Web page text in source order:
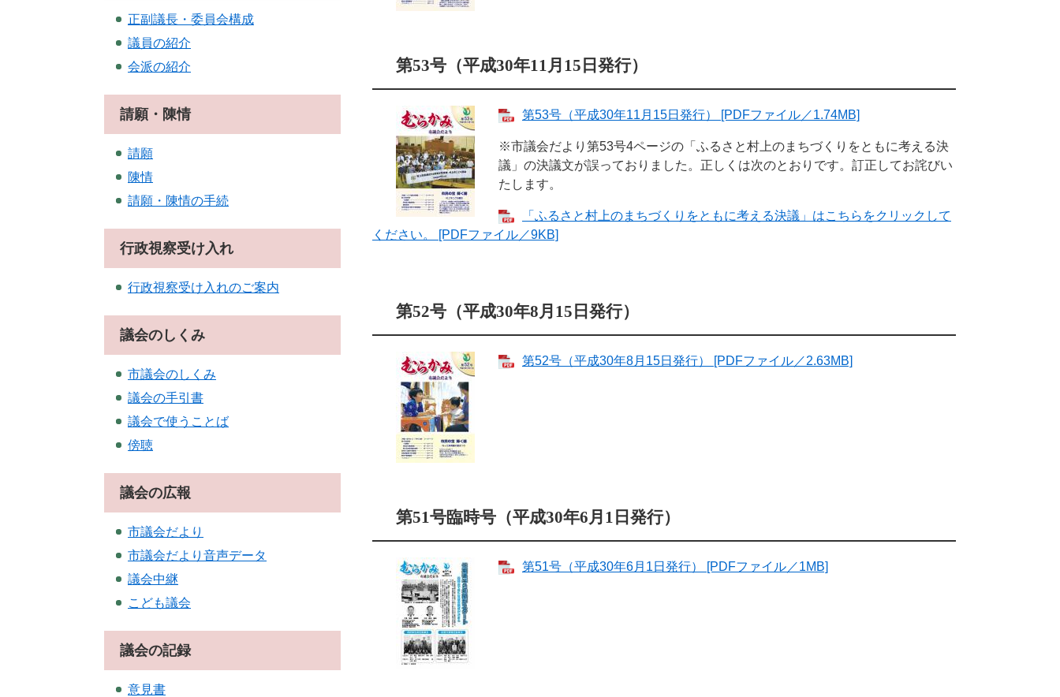
第53号 （平成30年11月15日発行）
第53号（平成30年11月15日発行） [PDFファイル／1.74MB]
※市議会だより第53号4ページの「ふるさと村上のまちづくりをともに考える決
議」の決議文が誤っておりました。正しくは次のとおりです。訂正してお詫びい
たします。
「ふるさと村上のまちづくりをともに考える決議」はこちらをクリックして
ください。 [PDFファイル／9KB]
第52号（平成30年8月15日発行）
第52号（平成30年8月15日発行） [PDFファイル／2.63MB]
第51号臨時号（平成30年6月1日発行）
第51号（平成30年6月1日発行） [PDFファイル／1MB]
正副議長・委員会構成
議員の紹介
会派の紹介
請願・陳情
請願
陳情
請願・陳情の手続
行政視察受け入れ
行政視察受け入れのご案内
議会のしくみ
市議会のしくみ
議会の手引書
議会で使うことば
傍聴
議会の広報
市議会だより
市議会だより音声データ
議会中継
こども議会
議会の記録
意見書